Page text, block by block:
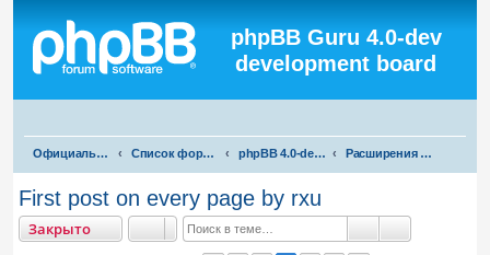
phpBB Guru 4.0-dev
development board
Официальная русская поддержка phpBB3 Список форумов phpBB 4.0-dev test Расширения для phpBB 4.0-dev
First post on every page by rxu
Закрыто Поиск